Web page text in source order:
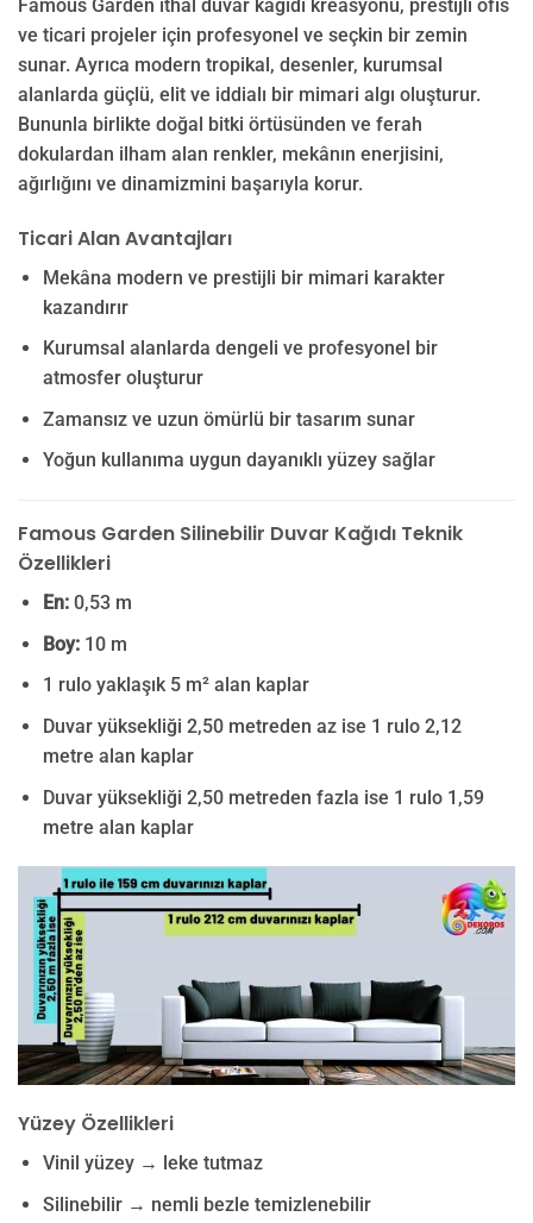
Famous Garden ithal duvar kağıdı kreasyonu, prestijli ofis
ve ticari projeler için profesyonel ve seçkin bir zemin
sunar. Ayrıca modern tropikal, desenler, kurumsal
alanlarda güçlü, elit ve iddialı bir mimari algı oluşturur.
Bununla birlikte doğal bitki örtüsünden ve ferah
dokulardan ilham alan renkler, mekânın enerjisini,
ağırlığını ve dinamizmini başarıyla korur.
Ticari Alan Avantajları
Mekâna modern ve prestijli bir mimari karakter
kazandırır
Kurumsal alanlarda dengeli ve profesyonel bir
atmosfer oluşturur
Zamansız ve uzun ömürlü bir tasarım sunar
Yoğun kullanıma uygun dayanıklı yüzey sağlar
Famous Garden Silinebilir Duvar Kağıdı Teknik
Özellikleri
En:0,53 m
Boy:10 m
1 rulo yaklaşık 5 m² alan kaplar
Duvar yüksekliği 2,50 metreden az ise 1 rulo 2,12
metre alan kaplar
Duvar yüksekliği 2,50 metreden fazla ise 1 rulo 1,59
metre alan kaplar
Yüzey Özellikleri
Vinil yüzey → leke tutmaz
Silinebilir → nemli bezle temizlenebilir